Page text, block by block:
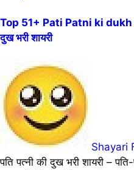
Top 51+ Pati Patni ki dukh
दुख भरी शायरी
Shayari
पति पत्नी की दुख भरी शायरी – पति-पत्नी के रिश्ते में प्यार और भरोसा सबसे